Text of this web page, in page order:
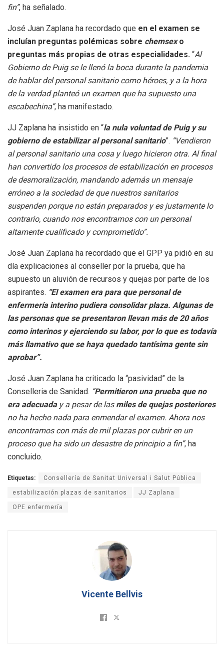
fin”, ha señalado.
José Juan Zaplana ha recordado que en el examen se
incluían preguntas polémicas sobre chemsexo
preguntas más propias de otras especialidades. “Al
Gobierno de Puig se le llenó la boca durante la pandemia
de hablar del personal sanitario como héroes, y a la hora
de la verdad planteó un examen que ha supuesto una
escabechina”, ha manifestado.
JJ Zaplana ha insistido en “la nula voluntad de Puig y su
gobierno de estabilizar al personal sanitario”. “Vendieron
al personal sanitario una cosa y luego hicieron otra. Al final
han convertido los procesos de estabilización en procesos
de desmoralización, mandando además un mensaje
erróneo a la sociedad de que nuestros sanitarios
suspenden porque no están preparados y es justamente lo
contrario, cuando nos encontramos con un personal
altamente cualificado y comprometido”.
José Juan Zaplana ha recordado que el GPP ya pidió en su
día explicaciones al conseller por la prueba, que ha
supuesto un aluvión de recursos y quejas por parte de los
aspirantes. “El examen era para que personal de
enfermería interino pudiera consolidar plaza. Algunas de
las personas que se presentaron llevan más de 20 años
como interinos y ejerciendo su labor, por lo que es todavía
más llamativo que se haya quedado tantísima gente sin
aprobar”.
José Juan Zaplana ha criticado la “pasividad” de la
Conselleria de Sanidad. “Permitieron una prueba que no
era adecuaday a pesar de las miles de quejas posteriores
no ha hecho nada para enmendar el examen. Ahora nos
encontramos con más de mil plazas por cubrir en un
proceso que ha sido un desastre de principio a fin”, ha
concluido.
Etiquetas: Consellería de Sanitat Universal i Salut Pública
estabilización plazas de sanitarios JJ Zaplana
OPE enfermería
Vicente Bellvis